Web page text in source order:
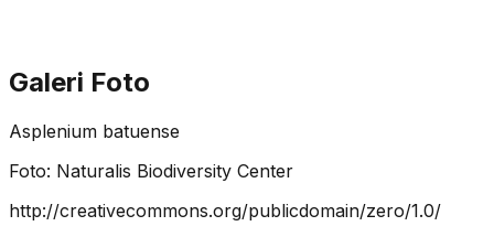
Galeri Foto
Asplenium batuense
Foto: Naturalis Biodiversity Center
http://creativecommons.org/publicdomain/zero/1.0/